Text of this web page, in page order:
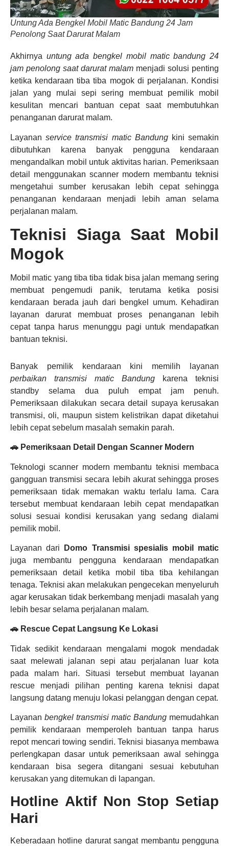
Untung Ada Bengkel Mobil Matic Bandung 24 Jam
Penolong Saat Darurat Malam
Akhirnya untung ada bengkel mobil matic bandung 24
jam penolong saat darurat malam menjadi solusi penting
ketika kendaraan tiba tiba mogok di perjalanan. Kondisi
jalan yang mulai sepi sering membuat pemilik mobil
kesulitan mencari bantuan cepat saat membutuhkan
penanganan darurat malam.
Layananservice transmisi matic Bandungkini semakin
dibutuhkan karena banyak pengguna kendaraan
mengandalkan mobil untuk aktivitas harian. Pemeriksaan
detail menggunakan scanner modern membantu teknisi
mengetahui sumber kerusakan lebih cepat sehingga
penanganan kendaraan menjadi lebih aman selama
perjalanan malam.
Teknisi Siaga Saat Mobil
Mogok
Mobil matic yang tiba tiba tidak bisa jalan memang sering
membuat pengemudi panik, terutama ketika posisi
kendaraan berada jauh dari bengkel umum. Kehadiran
layanan darurat membuat proses penanganan lebih
cepat tanpa harus menunggu pagi untuk mendapatkan
bantuan teknisi.
Banyak pemilik kendaraan kini memilih layanan
perbaikan transmisi matic Bandung karena teknisi
standby selama dua puluh empat jam penuh.
Pemeriksaan dilakukan secara detail supaya kerusakan
transmisi, oli, maupun sistem kelistrikan dapat diketahui
lebih cepat sebelum masalah semakin parah.
🚗 Pemeriksaan Detail Dengan Scanner Modern
Teknologi scanner modern membantu teknisi membaca
gangguan transmisi secara lebih akurat sehingga proses
pemeriksaan tidak memakan waktu terlalu lama. Cara
tersebut membuat kendaraan lebih cepat mendapatkan
solusi sesuai kondisi kerusakan yang sedang dialami
pemilik mobil.
Layanan dari
Domo Transmisi spesialis mobil matic
juga membantu pengguna kendaraan mendapatkan
pemeriksaan detail ketika mobil tiba tiba kehilangan
tenaga. Teknisi akan melakukan pengecekan menyeluruh
agar kerusakan tidak berkembang menjadi masalah yang
lebih besar selama perjalanan malam.
🚗 Rescue Cepat Langsung Ke Lokasi
Tidak sedikit kendaraan mengalami mogok mendadak
saat melewati jalanan sepi atau perjalanan luar kota
pada malam hari. Situasi tersebut membuat layanan
rescue menjadi pilihan penting karena teknisi dapat
langsung datang menuju lokasi pelanggan dengan cepat.
Layanan bengkel transmisi matic Bandung memudahkan
pemilik kendaraan memperoleh bantuan tanpa harus
repot mencari towing sendiri. Teknisi biasanya membawa
perlengkapan dasar untuk pemeriksaan awal sehingga
kendaraan bisa segera ditangani sesuai kebutuhan
kerusakan yang ditemukan di lapangan.
Hotline Aktif Non Stop Setiap
Hari
Keberadaan hotline darurat sangat membantu pengguna